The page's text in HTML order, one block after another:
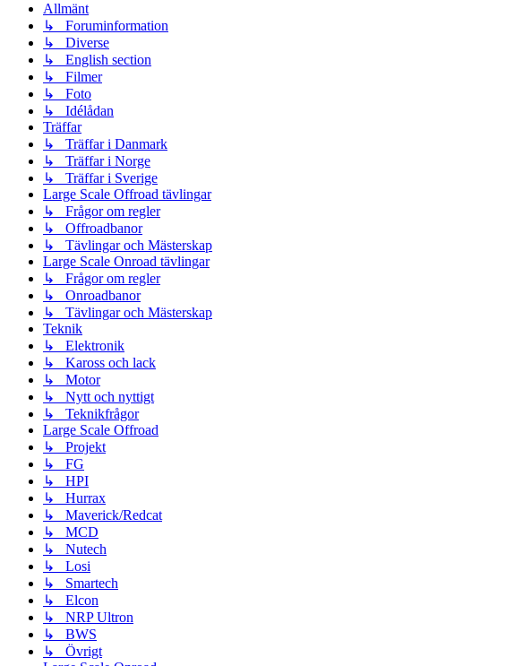
Allmänt
↳ Foruminformation
↳ Diverse
↳ English section
↳ Filmer
↳ Foto
↳ Idélådan
Träffar
↳ Träffar i Danmark
↳ Träffar i Norge
↳ Träffar i Sverige
Large Scale Offroad tävlingar
↳ Frågor om regler
↳ Offroadbanor
↳ Tävlingar och Mästerskap
Large Scale Onroad tävlingar
↳ Frågor om regler
↳ Onroadbanor
↳ Tävlingar och Mästerskap
Teknik
↳ Elektronik
↳ Kaross och lack
↳ Motor
↳ Nytt och nyttigt
↳ Teknikfrågor
Large Scale Offroad
↳ Projekt
↳ FG
↳ HPI
↳ Hurrax
↳ Maverick/Redcat
↳ MCD
↳ Nutech
↳ Losi
↳ Smartech
↳ Elcon
↳ NRP Ultron
↳ BWS
↳ Övrigt